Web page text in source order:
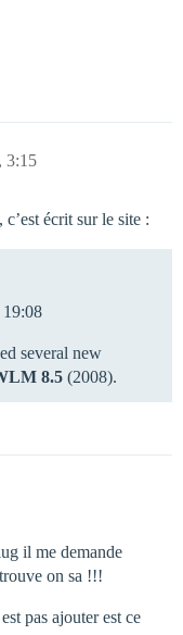
3:15
écrit sur le site :
19:08
several new
8.5 (2008).
il me demande
on sa !!!
pas ajouter est ce